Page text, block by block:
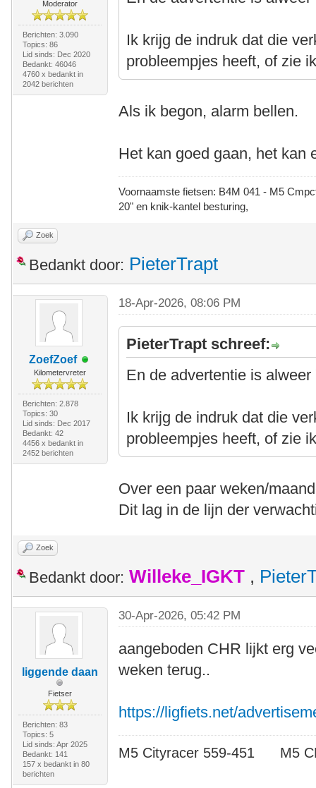
Moderator
Berichten: 3.090
Topics: 86
Lid sinds: Dec 2020
Bedankt: 46046
4760 x bedankt in
2042 berichten
Ik krijg de indruk dat die
probleempjes heeft, of zie
Als ik begon, alarm bellen.
Het kan goed gaan, het kan
Voornaamste fietsen: B4M 041 - M5
20" en knik-kantel besturing,
Zoek
Bedankt door: PieterTrapt
ZoefZoef
Kilometervreter
Berichten: 2.878
Topics: 30
Lid sinds: Dec 2017
Bedankt: 42
4456 x bedankt in
2452 berichten
18-Apr-2026, 08:06 PM
PieterTrapt schreef:
En de advertentie is
Ik krijg de indruk dat die
probleempjes heeft, of zie
Over een paar weken/
Dit lag in de lijn der
Zoek
Bedankt door: Willeke_IGKT ,
liggende daan
Fietser
Berichten: 83
Topics: 5
Lid sinds: Apr 2025
Bedankt: 141
157 x bedankt in 80
berichten
30-Apr-2026, 05:42 PM
aangeboden CHR lijkt erg
weken terug..
https://ligfiets.net/
M5 Cityracer 559-451 M5